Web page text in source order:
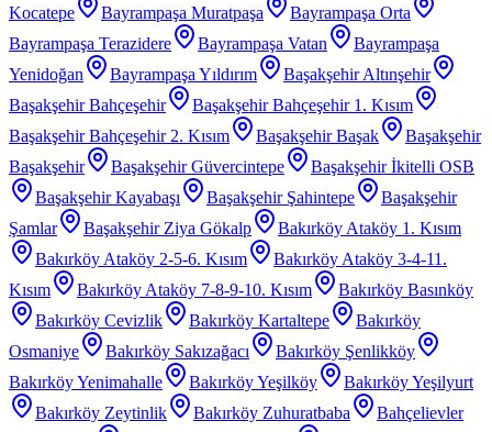
Kocatepe
Bayrampaşa Muratpaşa
Bayrampaşa Orta
Bayrampaşa Terazidere
Bayrampaşa Vatan
Bayrampaşa
Yenidoğan
Bayrampaşa Yıldırım
Başakşehir Altınşehir
Başakşehir Bahçeşehir
Başakşehir Bahçeşehir 1. Kısım
Başakşehir Bahçeşehir 2. Kısım
Başakşehir Başak
Başakşehir
Başakşehir
Başakşehir Güvercintepe
Başakşehir İkitelli OSB
Başakşehir Kayabaşı
Başakşehir Şahintepe
Başakşehir
Şamlar
Başakşehir Ziya Gökalp
Bakırköy Ataköy 1. Kısım
Bakırköy Ataköy 2-5-6. Kısım
Bakırköy Ataköy 3-4-11.
Kısım
Bakırköy Ataköy 7-8-9-10. Kısım
Bakırköy Basınköy
Bakırköy Cevizlik
Bakırköy Kartaltepe
Bakırköy
Osmaniye
Bakırköy Sakızağacı
Bakırköy Şenlikköy
Bakırköy Yenimahalle
Bakırköy Yeşilköy
Bakırköy Yeşilyurt
Bakırköy Zeytinlik
Bakırköy Zuhuratbaba
Bahçelievler